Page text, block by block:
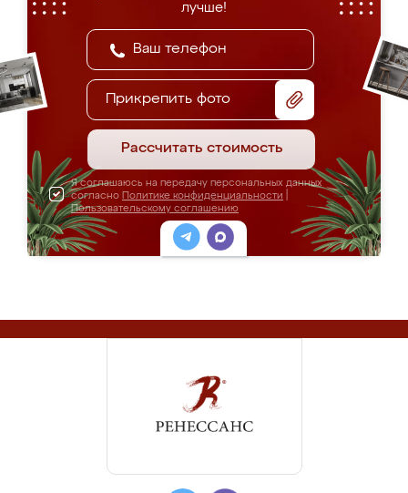
лучше!
Прикрепить фото
Рассчитать стоимость
Я соглашаюсь на передачу персональных данных
согласно Политике конфиденциальности
Пользовательскому соглашению